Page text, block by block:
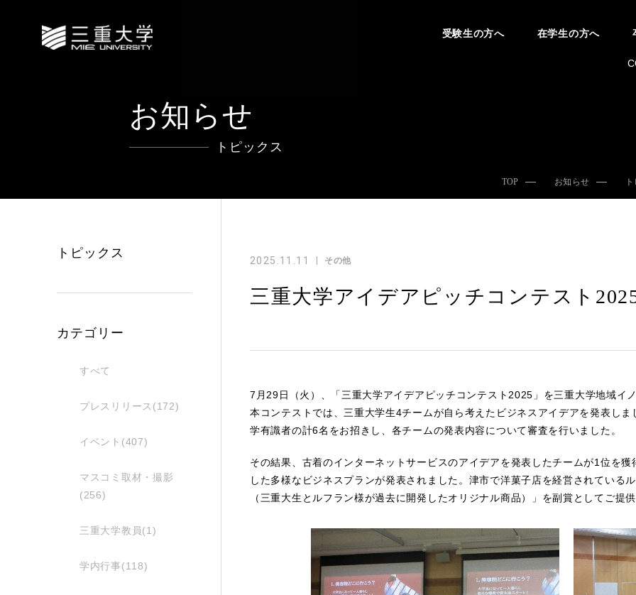
受験生の方へ 在学生の方へ
お知らせ
トピックス
TOP お知らせ
2025.11.11 その他
三重大学アイデアピッチコンテスト
7月29日（火）、「三重大学アイデアピッチコンテスト2025」を三重大学地域イ
本コンテストでは、三重大学生4チームが自ら考えたビジネスアイデアを発表し
学有識者の計6名をお招きし、各チームの発表内容について審査を行いました。
その結果、古着のインターネットサービスのアイデアを発表したチームが1位を
した多様なビジネスプランが発表されました。津市で洋菓子店を経営されている
（三重大生とルフラン様が過去に開発したオリジナル商品）」を副賞としてご提
トピックス
カテゴリー
すべて
プレスリリース(172)
イベント(407)
マスコミ取材・撮影
(256)
三重大学教員(1)
学内行事(118)